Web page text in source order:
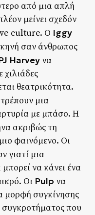
από μια απλή
μείνει σχεδόν
culture. Ο Iggy
σαν άνθρωπος
Harveyνα
θεατρικότητα.
μια
με μπάσο. Η
ακριβώς τη
φαινόμενο. Οι
γιατί μια
να κάνει ένα
Οι Pulp να
μορφή συγκίνησης
συγκροτήματος που